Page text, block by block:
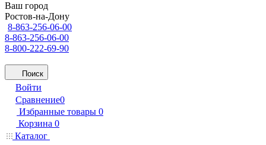
Ваш город
Ростов-на-Дону
8-863-256-06-00
8-863-256-06-00
8-800-222-69-90
Поиск
Войти
Сравнение0
Избранные товары 0
Корзина 0
Каталог